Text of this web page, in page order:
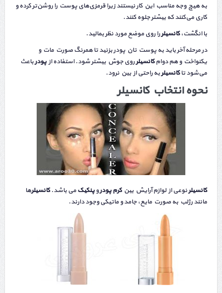
به هیچ وجه مناسب این کار نیستند زیرا قرمزی‌های پوست را روشن‌تر كرده و
کاری می‌کنند که بیشتر جلوه کنند.
با انگشت،کانسیلررا روی موضع مورد نظر بمالید.
در مرحله آخر باید به پوست تان پودر بزنید تا همرنگ صورت مات و
یکنواخت و هم دوامکانسیلرروی جوش بیشتر شود. استفاده ازپودرباعث
می‌شود تاکانسیلربه راحتی از بین نرود.
نحوه انتخابکانسیلر
کانسیلرنوعی از لوازم آرایش بینکرم پودرو پنکیک می باشد.کانسیلرها
مانند رژلب به صورت مایع، جامد و ماتیکی وجود دارند.